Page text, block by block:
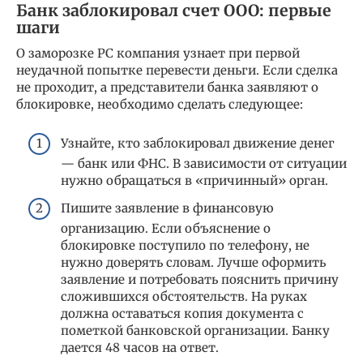
Банк заблокировал счет ООО: первые
шаги
О заморозке РС компания узнает при первой
неудачной попытке перевести деньги. Если сделка
не проходит, а представители банка заявляют о
блокировке, необходимо сделать следующее:
Узнайте, кто заблокировал движение денег
— банк или ФНС. В зависимости от ситуации
нужно обращаться в «причинный» орган.
Пишите заявление в финансовую
организацию. Если объяснение о
блокировке поступило по телефону, не
нужно доверять словам. Лучше оформить
заявление и потребовать пояснить причину
сложившихся обстоятельств. На руках
должна оставаться копия документа с
пометкой банковской организации. Банку
дается 48 часов на ответ.